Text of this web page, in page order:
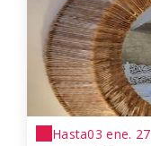
Hasta03 ene. 27